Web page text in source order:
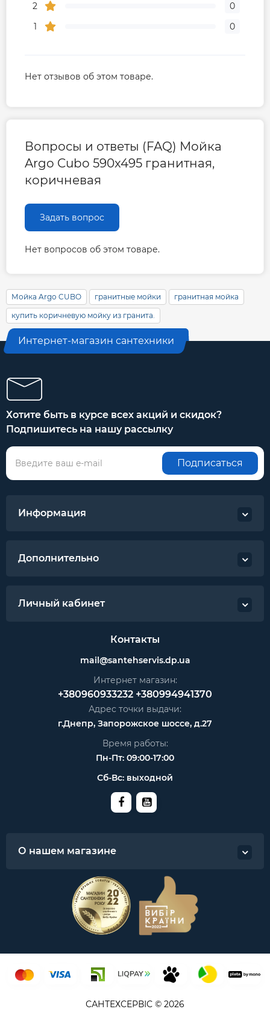
2
0
1
0
Нет отзывов об этом товаре.
Вопросы и ответы (FAQ) Мойка
Argo Cubo 590x495 гранитная,
коричневая
Задать вопрос
Нет вопросов об этом товаре.
Мойка Argo CUBO гранитные мойки гранитная мойка
купить коричневую мойку из гранита.
Интернет-магазин сантехники
Хотите быть в курсе всех акций и скидок?
Подпишитесь на нашу рассылку
Подписаться
Информация
Дополнительно
Личный кабинет
Контакты
mail@santehservis.dp.ua
Интернет магазин:
+380960933232 +380994941370
Адрес точки выдачи:
г.Днепр, Запорожское шоссе, д.27
Время работы:
Пн-Пт: 09:00-17:00
Сб-Вс: выходной
О нашем магазине
САНТЕХСЕРВІС © 2026